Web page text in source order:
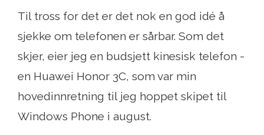
Til tross for det er det nok en god idé å
sjekke om telefonen er sårbar. Som det
skjer, eier jeg en budsjett kinesisk telefon -
en Huawei Honor 3C, som var min
hovedinnretning til jeg hoppet skipet til
Windows Phone i august.